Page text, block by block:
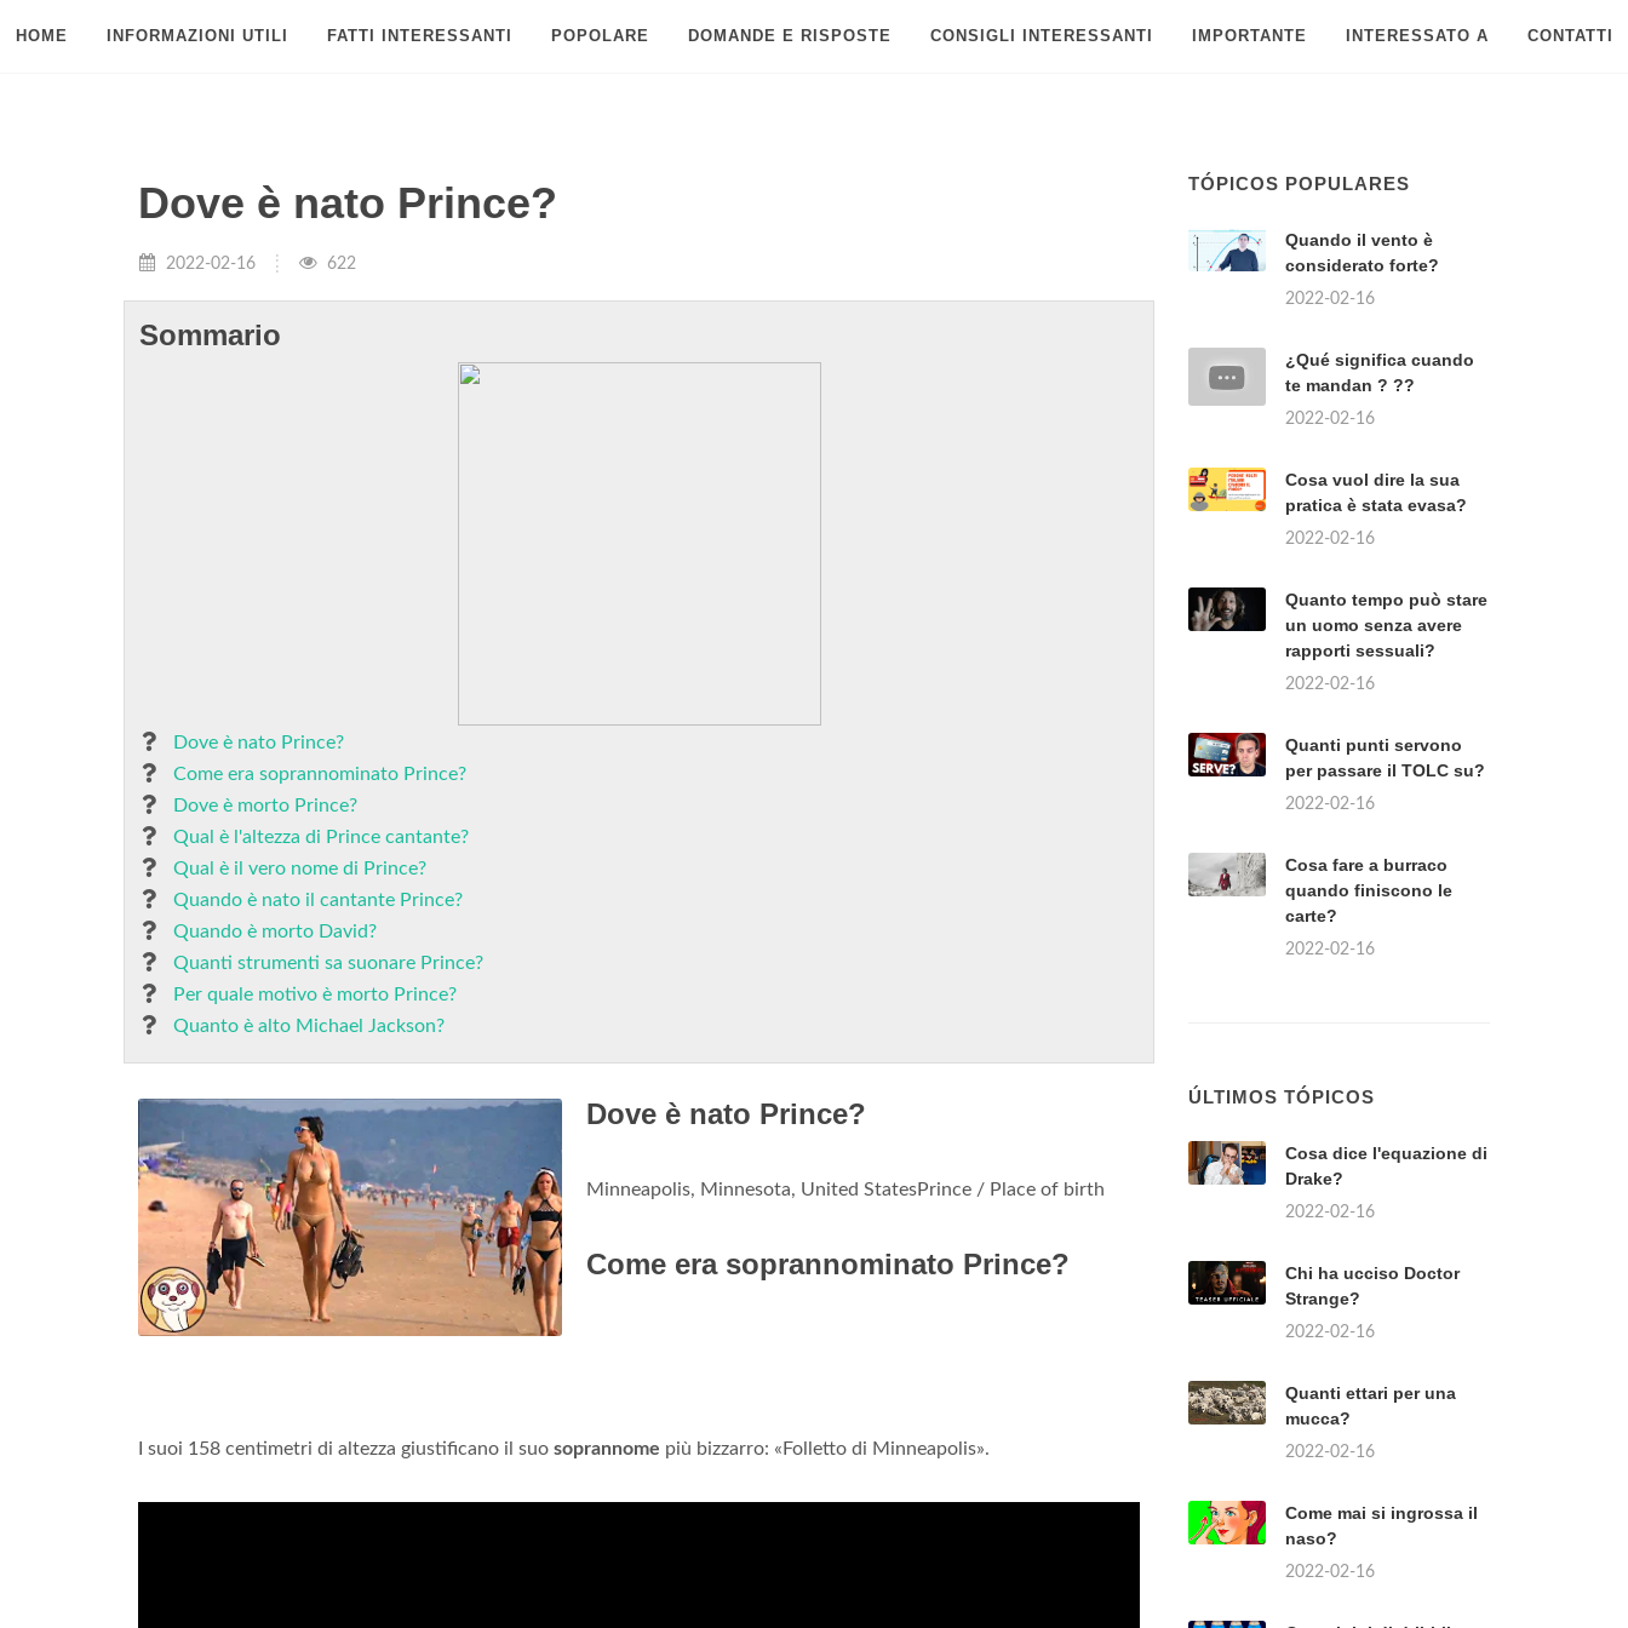
HOME INFORMAZIONI UTILI FATTI INTERESSANTI POPOLARE DOMANDE E RISPOSTE CONSIGLI INTERESSANTI IMPORTANTE INTERESSATO A CONTATTI
Dove è nato Prince?
2022-02-16 622
Sommario
Dove è nato Prince?
Come era soprannominato Prince?
Dove è morto Prince?
Qual è l'altezza di Prince cantante?
Qual è il vero nome di Prince?
Quando è nato il cantante Prince?
Quando è morto David?
Quanti strumenti sa suonare Prince?
Per quale motivo è morto Prince?
Quanto è alto Michael Jackson?
Dove è nato Prince?
Minneapolis, Minnesota, United StatesPrince / Place of birth
Come era soprannominato Prince?
I suoi 158 centimetri di altezza giustificano il suo soprannome più bizzarro: «Folletto di Minneapolis».
TÓPICOS POPULARES
Quando il vento è
considerato forte?
2022-02-16
¿Qué significa cuando
te mandan ? ??
2022-02-16
Cosa vuol dire la sua
pratica è stata evasa?
2022-02-16
Quanto tempo può stare
un uomo senza avere
rapporti sessuali?
2022-02-16
Quanti punti servono
per passare il TOLC su?
2022-02-16
Cosa fare a burraco
quando finiscono le
carte?
2022-02-16
ÚLTIMOS TÓPICOS
Cosa dice l'equazione di
Drake?
2022-02-16
Chi ha ucciso Doctor
Strange?
2022-02-16
Quanti ettari per una
mucca?
2022-02-16
Come mai si ingrossa il
naso?
2022-02-16